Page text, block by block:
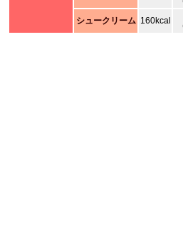
シュークリーム 160kcal